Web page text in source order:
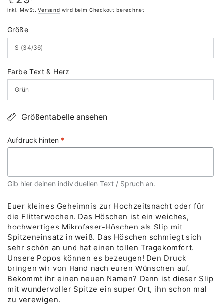
Preis
inkl. MwSt.Versand wird beim Checkout berechnet
Größe
Farbe Text & Herz
Größentabelle ansehen
Aufdruck hinten *
Gib hier deinen individuellen Text / Spruch an.
Euer kleines Geheimnis zur Hochzeitsnacht oder für
die Flitterwochen. Das Höschen ist ein weiches,
hochwertiges Mikrofaser-Höschen als Slip mit
Spitzeneinsatz in weiß. Das Höschen schmiegt sich
sehr schön an und hat einen tollen Tragekomfort.
Unsere Popos können es bezeugen! Den Druck
bringen wir von Hand nach euren Wünschen auf.
Bekommt ihr einen neuen Namen? Dann ist dieser Slip
mit wundervoller Spitze ein super Ort, ihn schon mal
zu verewigen.